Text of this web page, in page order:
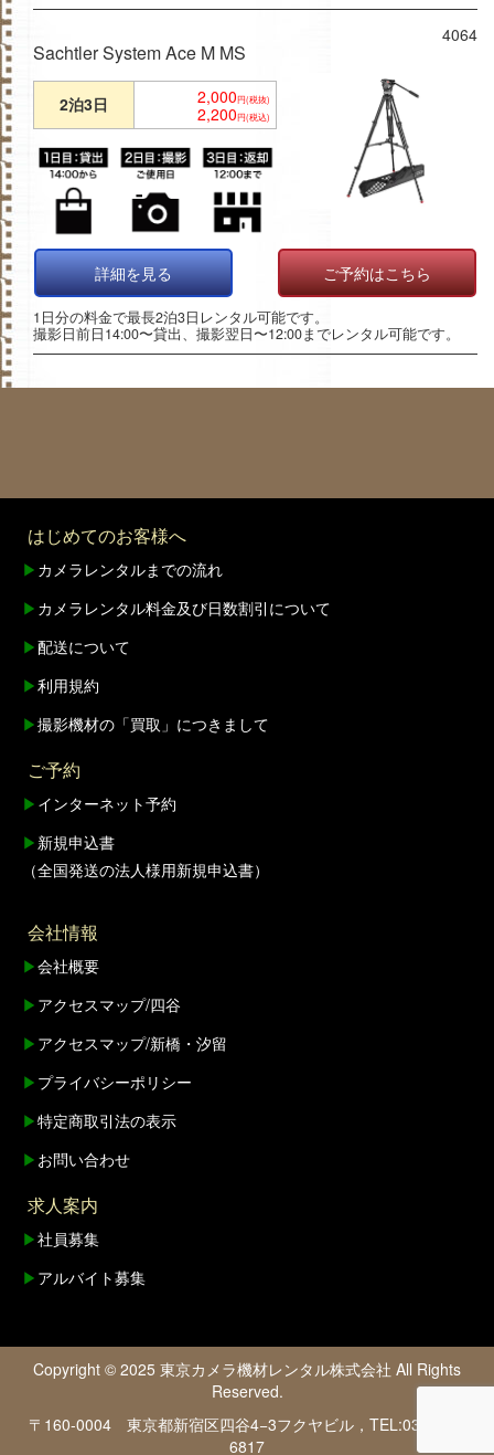
Sachtler System Ace M MS
4064
2泊3日 2,000円(税抜)
2,200円(税込)
詳細を見る ご予約はこちら
1日分の料金で最長2泊3日レンタル可能です。
撮影日前日14:00〜貸出、撮影翌日〜12:00までレンタル可能です。
はじめてのお客様へ
▶ カメラレンタルまでの流れ
▶ カメラレンタル料金及び日数割引について
▶配送について
▶利用規約
▶撮影機材の「買取」につきまして
ご予約
▶ インターネット予約
▶ 新規申込書
（全国発送の法人様用新規申込書）
会社情報
▶会社概要
▶ アクセスマップ/四谷
▶ アクセスマップ/新橋・汐留
▶ プライバシーポリシー
▶特定商取引法の表示
▶ お問い合わせ
求人案内
▶社員募集
▶ アルバイト募集
Copyright © 2025 東京カメラ機材レンタル株式会社 All Rights
Reserved.
〒160-0004 東京都新宿区四谷4−3フクヤビル，TEL:03-6380-
6817